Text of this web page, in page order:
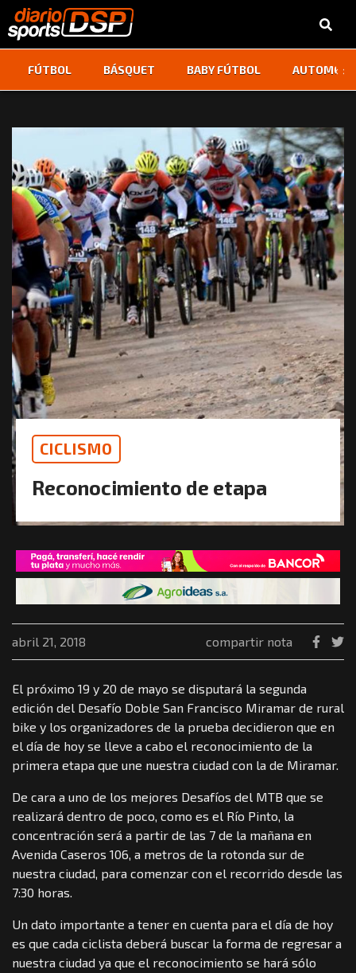
FÚTBOL BÁSQUET BABY FÚTBOL ‹ ›
CICLISMO
Reconocimiento de etapa
abril 21, 2018 compartir nota
El próximo 19 y 20 de mayo se disputará la segunda
edición del Desafío Doble San Francisco Miramar de rural
bike y los organizadores de la prueba decidieron que en
el día de hoy se lleve a cabo el reconocimiento de la
primera etapa que une nuestra ciudad con la de Miramar.
De cara a uno de los mejores Desafíos del MTB que se
realizará dentro de poco, como es el Río Pinto, la
concentración será a partir de las 7 de la mañana en
Avenida Caseros 106, a metros de la rotonda sur de
nuestra ciudad, para comenzar con el recorrido desde las
7:30 horas.
Un dato importante a tener en cuenta para el día de hoy
es que cada ciclista deberá buscar la forma de regresar a
nuestra ciudad ya que el reconocimiento se hará sólo